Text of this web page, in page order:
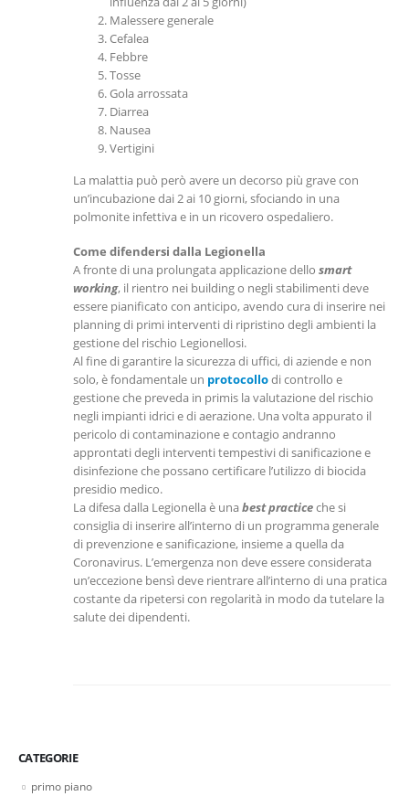
Malessere generale
Cefalea
Febbre
Tosse
Gola arrossata
Diarrea
Nausea
Vertigini
La malattia può però avere un decorso più grave con
un’incubazione dai 2 ai 10 giorni, sfociando in una
polmonite infettiva e in un ricovero ospedaliero.
Come difendersi dalla Legionella
A fronte di una prolungata applicazione dello smart
working, il rientro nei building o negli stabilimenti deve
essere pianificato con anticipo, avendo cura di inserire nei
planning di primi interventi di ripristino degli ambienti la
gestione del rischio Legionellosi.
Al fine di garantire la sicurezza di uffici, di aziende e non
solo, è fondamentale un protocollodi controllo e
gestione che preveda in primis la valutazione del rischio
negli impianti idrici e di aerazione. Una volta appurato il
pericolo di contaminazione e contagio andranno
approntati degli interventi tempestivi di sanificazione e
disinfezione che possano certificare l’utilizzo di biocida
presidio medico.
La difesa dalla Legionella è unabest practiceche si
consiglia di inserire all’interno di un programma generale
di prevenzione e sanificazione, insieme a quella da
Coronavirus. L’emergenza non deve essere considerata
un’eccezione bensì deve rientrare all’interno di una pratica
costante da ripetersi con regolarità in modo da tutelare la
salute dei dipendenti.
CATEGORIE
primo piano